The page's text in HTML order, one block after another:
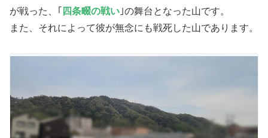
が戦った、｢ 四条畷の戦い ｣の舞台となった山です。
また、それによって彼が無念にも戦死した山であります。